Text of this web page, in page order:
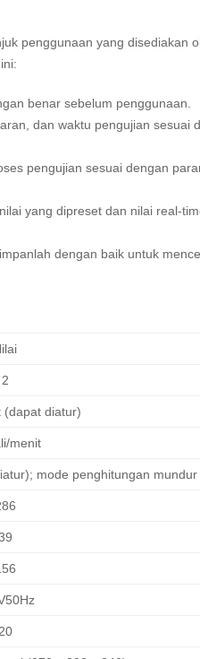
penggunaan yang disediakan
benar sebelum penggunaan.
dan waktu pengujian sesuai
pengujian sesuai dengan
yang dipreset dan nilai real-
dengan baik untuk
2
(dapat diatur)
menit
mode penghitungan mundur
20